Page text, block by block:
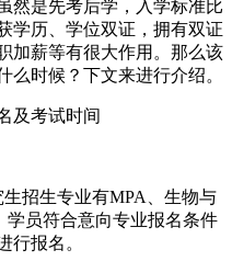
是先考后学，入学标准比
学历、学位双证，拥有双证
加薪等有很大作用。那么该
么时候？下文来进行介绍。
招生专业有MPA、生物与
学员符合意向专业报名条件
行报名。